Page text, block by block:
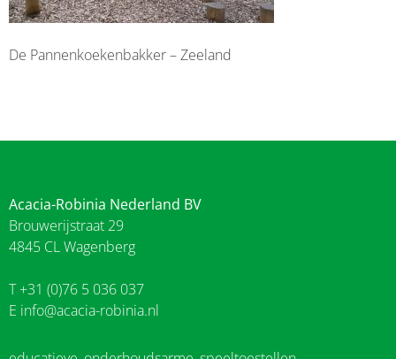
De Pannenkoekenbakker – Zeeland
Acacia-Robinia Nederland BV
Brouwerijstraat 29
4845 CL Wagenberg
T +31 (0)76 5 036 037
E info@acacia-robinia.nl